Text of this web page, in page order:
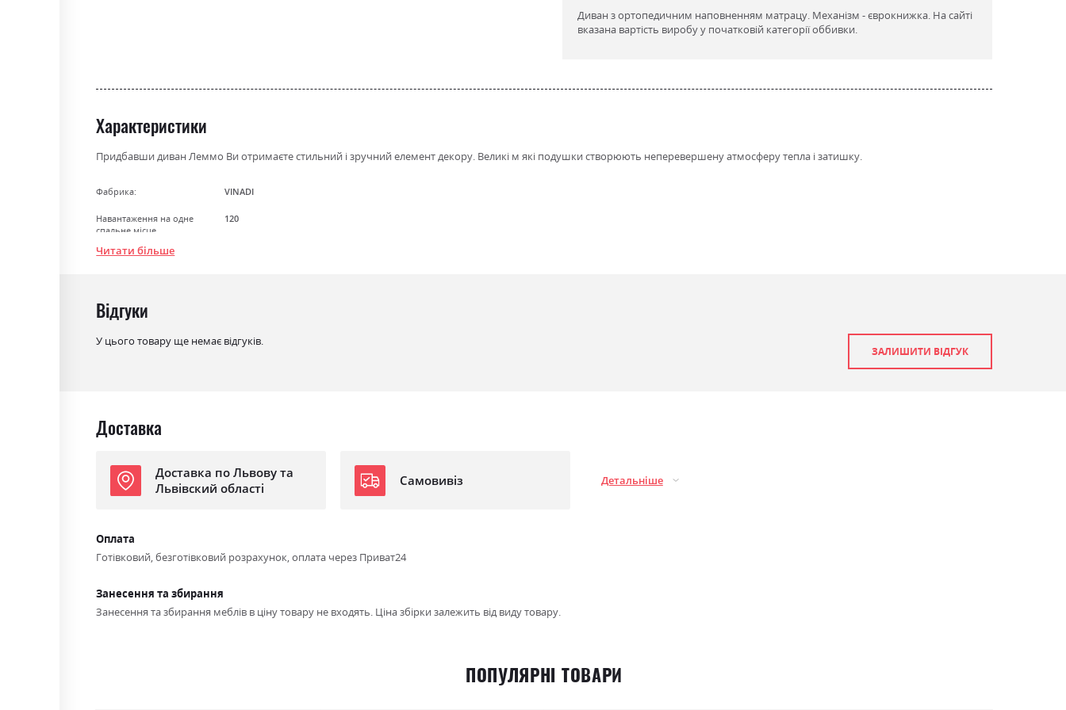
Диван з ортопедичним наповненням матрацу. Механізм - єврокнижка. На сайті
вказана вартість виробу у початковій категорії оббивки.
Характеристики
Придбавши диван Леммо Ви отримаєте стильний і зручний елемент декору. Великі м які подушки створюють неперевершену атмосферу тепла і затишку.
Фабрика: VINADI
Навантаження на одне
спальне місце
120
Стиль
Механізм
Розкладний так
Читати більше
Відгуки
У цього товару ще немає відгуків.
ЗАЛИШИТИ ВІДГУК
Доставка
Доставка по Львову та
Львівский області
Самовивіз Детальніше
Оплата
Готівковий, безготівковий розрахунок, оплата через Приват24
Занесення та збирання
Занесення та збирання меблів в ціну товару не входять. Ціна збірки залежить від виду товару.
ПОПУЛЯРНІ ТОВАРИ